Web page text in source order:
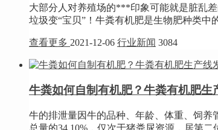
大部分人对养殖场的***印象可能就是脏乱
垃圾变“宝贝”！牛粪有机肥是生物肥种类
查看更多 2021-12-06 行业新闻 3084
牛粪如何自制有机肥？牛粪有机肥生
牛的排泄量因牛的品种、年龄、体重、饲养
总量的34.10%，仅次于猪粪尿资源，居第